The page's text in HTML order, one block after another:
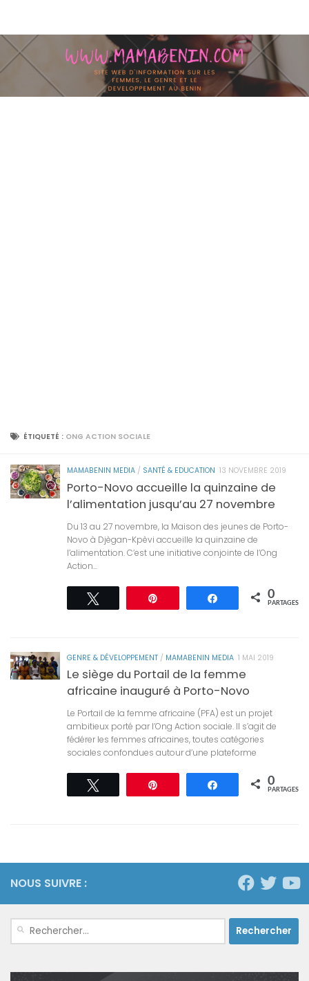
ÉTIQUETÉ : ONG ACTION SOCIALE
MAMABENIN MEDIA / SANTÉ & EDUCATION 13 NOVEMBRE 2019
Porto-Novo accueille la quinzaine de
l’alimentation jusqu’au 27 novembre
Du 13 au 27 novembre, la Maison des jeunes de Porto-
Novo à Djègan-Kpèvi accueille la quinzaine de
l’alimentation. C’est une initiative conjointe de l’Ong
Action...
Partagez 0
PARTAGES
GENRE & DÉVELOPPEMENT / MAMABENIN MEDIA 1 MAI 2019
Le siège du Portail de la femme
africaine inauguré à Porto-Novo
Le Portail de la femme africaine (PFA) est un projet
ambitieux porté par l’Ong Action sociale. Il s’agit de
fédérer les femmes africaines, toutes catégories
sociales confondues autour d’une plateforme
Partagez 0
PARTAGES
NOUS SUIVRE :
Rechercher :